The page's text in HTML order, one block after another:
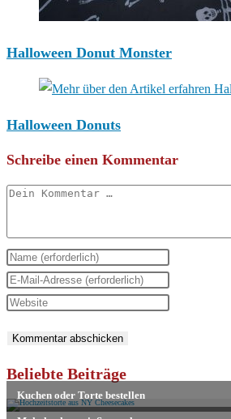
Halloween Donut Monster
Halloween Donuts
Schreibe einen Kommentar
Kommentar
Gib
deinen
Namen
Benutzernamen
zum
Kommentieren
ein
Gib
deine
Mail-
Adresse
zum
Kommentieren
Gib
Website-
URL
ein
(optional)
Beliebte Beiträge